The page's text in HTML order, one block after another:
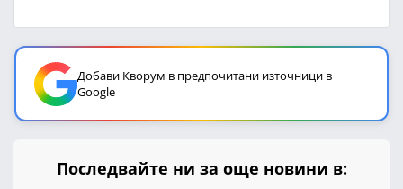
Добави Кворум в предпочитани източници в
Google
Последвайте ни за още новини в: